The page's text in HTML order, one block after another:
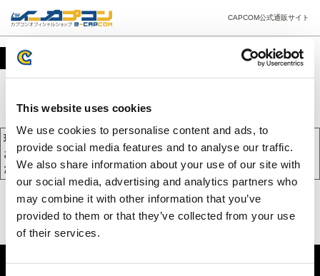
This website uses cookies
We use cookies to personalise content and ads, to
provide social media features and to analyse our traffic.
We also share information about your use of our site with
our social media, advertising and analytics partners who
may combine it with other information that you’ve
provided to them or that they’ve collected from your use
of their services.
CAPCOM公式通販サイト
カート
現在、カートには商品が入っておりません。
お買い物を続けるには下の 「お買い物を続ける」 をクリックしてく
ださい。